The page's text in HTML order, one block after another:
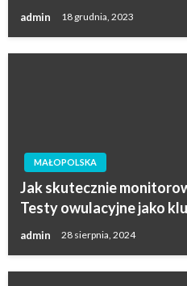
admin 18 grudnia, 2023
MAŁOPOLSKA
Jak skutecznie
Testy owulacyjne jako
admin 28 sierpnia, 2024